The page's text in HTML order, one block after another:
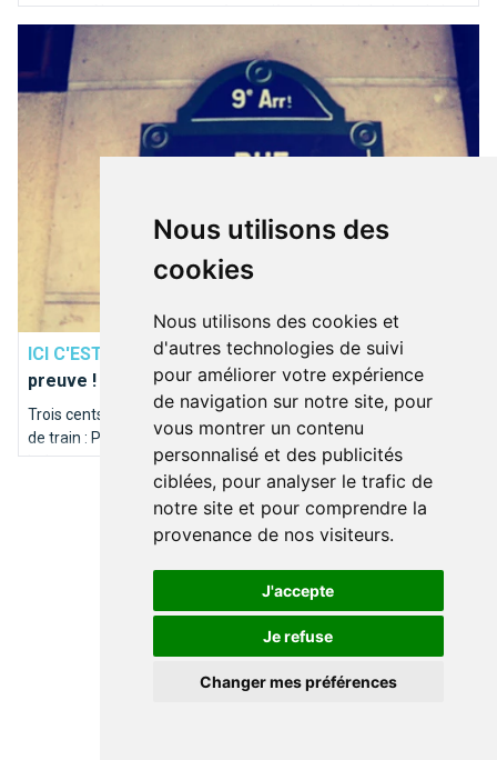
Nous utilisons des
cookies
Nous utilisons des cookies et
d'autres technologies de suivi
pour améliorer votre expérience
de navigation sur notre site, pour
vous montrer un contenu
personnalisé et des publicités
ciblées, pour analyser le trafic de
notre site et pour comprendre la
provenance de nos visiteurs.
J'accepte
Je refuse
Changer mes préférences
connues. Nous avons poussé une pièce dans le juke-box de la
capitale de l'Europe pour en sortir les mélodies les plus kitschs.
DÉCOUVRIR BRUXELLES
ICI C'EST BRUXELLESParis, c’est Bruxelles : la
preuve !
Trois cents vingt kilomètres, 4 heures de voiture, 100 minutes
de train : Paris c’est la porte à côté ! Les capitales française et
belge partagent bien plus qu’une rivière homonyme. Itinéraire
en bord de Seine sur les traces de la Senne...
Paris, c’est Bruxelles : la preuve !